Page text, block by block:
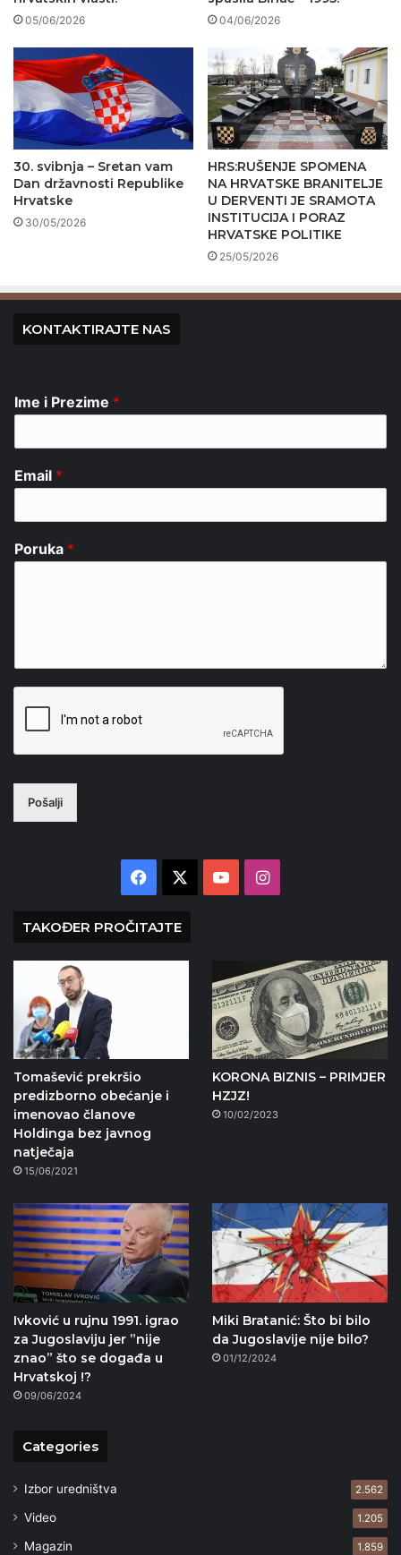
05/06/2026 04/06/2026
30. svibnja – Sretan vam
Dan državnosti Republike
Hrvatske
30/05/2026
HRS:RUŠENJE SPOMENA
NA HRVATSKE BRANITELJE
U DERVENTI JE SRAMOTA
INSTITUCIJA I PORAZ
HRVATSKE POLITIKE
25/05/2026
KONTAKTIRAJTE NAS
Ime i Prezime *
Email *
Poruka *
Pošalji
Facebook YouTubeInstagram
TAKOĐER PROČITAJTE
Tomašević prekršio
predizborno obećanje i
imenovao članove
Holdinga bez javnog
natječaja
15/06/2021
KORONA BIZNIS – PRIMJER
HZJZ!
10/02/2023
Ivković u rujnu 1991. igrao
za Jugoslaviju jer ”nije
znao” što se događa u
Hrvatskoj !?
09/06/2024
Miki Bratanić: Što bi bilo
da Jugoslavije nije bilo?
01/12/2024
Categories
Izbor uredništva 2.562
Video 1.205
Magazin 1.859